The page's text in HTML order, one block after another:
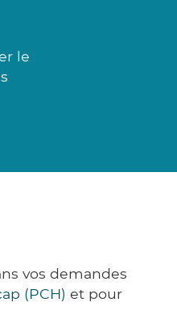
le
vos demandes
(PCH) et pour